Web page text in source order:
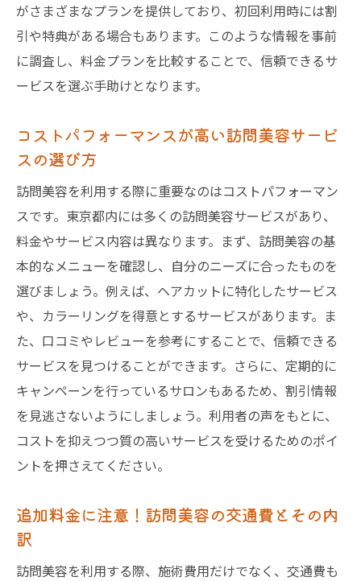
がさまざまなプランを提供しており、初回利用時には割
引や特典がある場合もあります。このような情報を事前
に調査し、料金プランを比較することで、信頼できるサ
ービスを選ぶ手助けとなります。
コストパフォーマンスが高い訪問美容サービ
スの選び方
訪問美容を利用する際に重要なのはコストパフォーマン
スです。東京都内には多くの訪問美容サービスがあり、
料金やサービス内容は異なります。まず、訪問美容の基
本的なメニューを確認し、自分のニーズに合ったものを
選びましょう。例えば、ヘアカットに特化したサービス
や、カラーリングを得意とするサービスがあります。ま
た、口コミやレビューを参考にすることで、信頼できる
サービスを見つけることができます。さらに、定期的に
キャンペーンを行っているサロンもあるため、割引情報
を見逃さないようにしましょう。利用者の声をもとに、
コストを抑えつつ質の高いサービスを受けるためのポイ
ントを押さえてください。
追加料金に注意！訪問美容の交通費とその内
訳
訪問美容を利用する際、施術費用だけでなく、交通費も